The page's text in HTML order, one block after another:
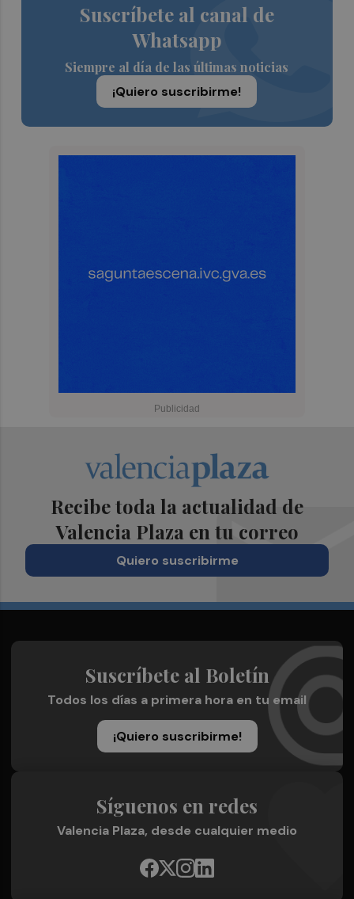
Suscríbete al canal de
Whatsapp
Siempre al día de las últimas noticias
¡Quiero suscribirme!
Recibe toda la actualidad de
Valencia Plaza en tu correo
Quiero suscribirme
Suscríbete al Boletín
Todos los días a primera hora en tu email
¡Quiero suscribirme!
Síguenos en redes
Valencia Plaza, desde cualquier medio